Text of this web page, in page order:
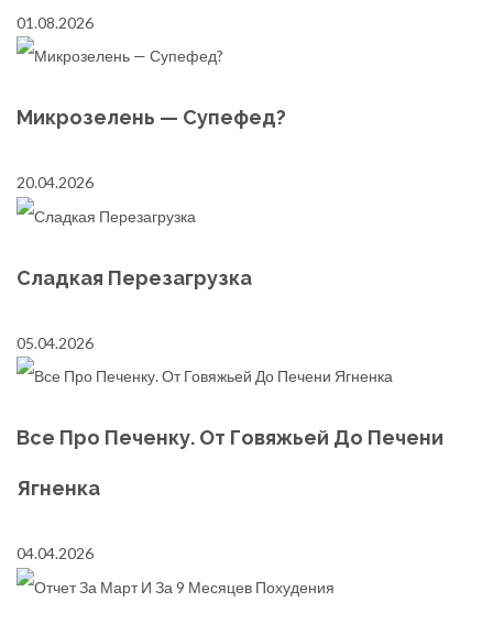
01.08.2026
Микрозелень — Супефед?
20.04.2026
Сладкая Перезагрузка
05.04.2026
Все Про Печенку. От Говяжьей До Печени
Ягненка
04.04.2026